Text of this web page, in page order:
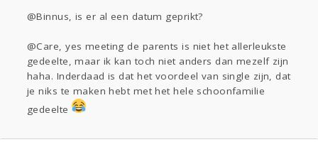
@Binnus, is er al een datum geprikt?
@Care, yes meeting de parents is niet het allerleukste
gedeelte, maar ik kan toch niet anders dan mezelf zijn
haha. Inderdaad is dat het voordeel van single zijn, dat
je niks te maken hebt met het hele schoonfamilie
gedeelte